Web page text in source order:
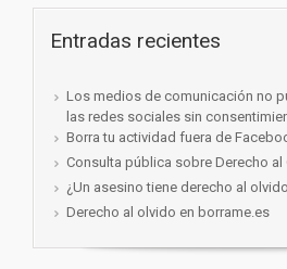
Entradas recientes
Los medios de comunicación no
las redes sociales sin
Borra tu actividad fuera de
Consulta pública sobre Derecho al
¿Un asesino tiene derecho al
Derecho al olvido en borrame.es